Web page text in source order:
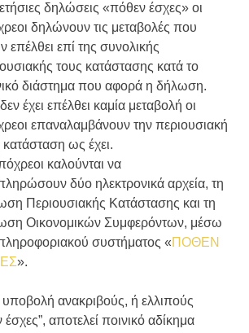
ετήσιες δηλώσεις «πόθεν έσχες» οι
δηλώνουν τις μεταβολές που
επέλθει επί της συνολικής
τους κατάστασης κατά το
διάστημα που αφορά η δήλωση.
έχει επέλθει καμία μεταβολή οι
επαναλαμβάνουν την περιουσιακή
κατάσταση ως έχει.
καλούνται να
δύο ηλεκτρονικά αρχεία, τη
Περιουσιακής Κατάστασης και τη
Οικονομικών Συμφερόντων, μέσω
συστήματος «ΠΟΘΕΝ
».
ανακριβούς, ή ελλιπούς
αποτελεί ποινικό αδίκημα